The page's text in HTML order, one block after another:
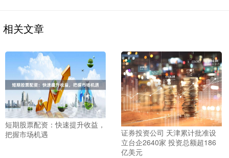
相关文章
短期股票配资：快速提升收益，
把握市场机遇
证券投资公司 天津累计批准设
立台企2640家 投资总额超186
亿美元